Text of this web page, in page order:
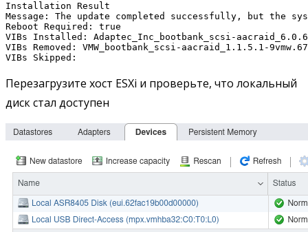
Installation Result
Message: The update completed successfully, but the
Reboot Required: true
VIBs Installed: Adaptec_Inc_bootbank_scsi-
VIBs Removed: VMW_bootbank_scsi-aacraid_1.1.5.1-
VIBs Skipped:
Перезагрузите хост ESXi и проверьте, что локальный
диск стал доступен